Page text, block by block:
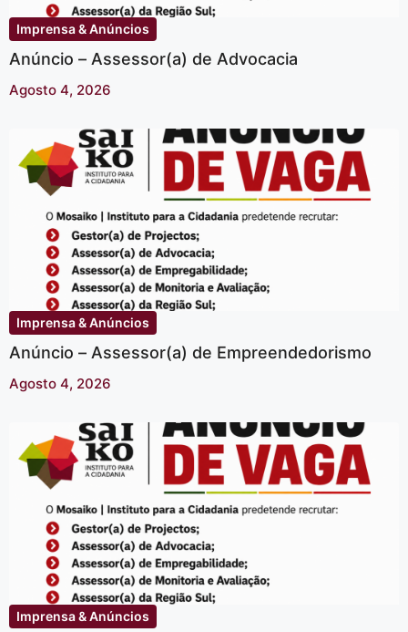
Imprensa & Anúncios
Anúncio – Assessor(a) de Advocacia
Agosto 4, 2026
Imprensa & Anúncios
Anúncio – Assessor(a) de Empreendedorismo
Agosto 4, 2026
Imprensa & Anúncios